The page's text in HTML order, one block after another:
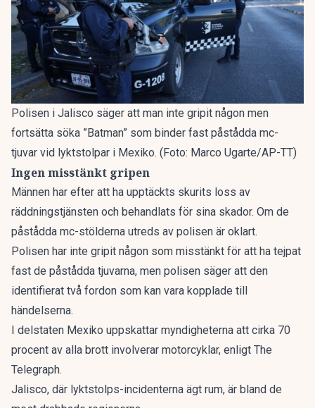
Polisen i Jalisco säger att man inte gripit någon men
fortsätta söka ”Batman” som binder fast påstådda mc-
tjuvar vid lyktstolpar i Mexiko. (Foto: Marco Ugarte/AP-TT)
Ingen misstänkt gripen
Männen har efter att ha upptäckts skurits loss av
räddningstjänsten och behandlats för sina skador. Om de
påstådda mc-stölderna utreds av polisen är oklart.
Polisen har inte gripit någon som misstänkt för att ha tejpat
fast de påstådda tjuvarna, men polisen säger att den
identifierat två fordon som kan vara kopplade till
händelserna.
I delstaten Mexiko uppskattar myndigheterna att cirka 70
procent av alla brott involverar motorcyklar, enligt The
Telegraph.
Jalisco, där lyktstolps-incidenterna ägt rum, är bland de